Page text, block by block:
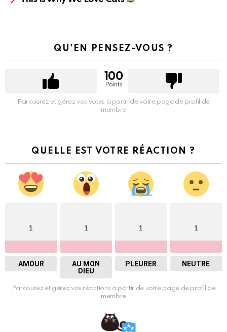
QU'EN PENSEZ-VOUS ?
100
Points
Parcourez et gérez vos votes à partir de votre page de profil de
membre
QUELLE EST VOTRE RÉACTION ?
1
AMOUR
1
AU MON
DIEU
1
PLEURER
1
NEUTRE
Parcourez et gérez vos réactions à partir de votre page de profil de
membre